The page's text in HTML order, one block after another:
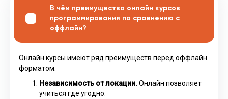
В чём преимущество онлайн курсов
программирования по сравнению с
оффлайн?
Онлайн курсы имеют ряд преимуществ перед оффлайн
форматом:
Независимость от локации. Онлайн позволяет
учиться где угодно.